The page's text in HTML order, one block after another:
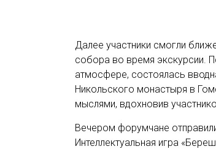
Далее участники смогли
собора во время экскурсии.
атмосфере, состоялась
Никольского монастыря в
мыслями, вдохновив
Вечером форумчане
Интеллектуальная игра